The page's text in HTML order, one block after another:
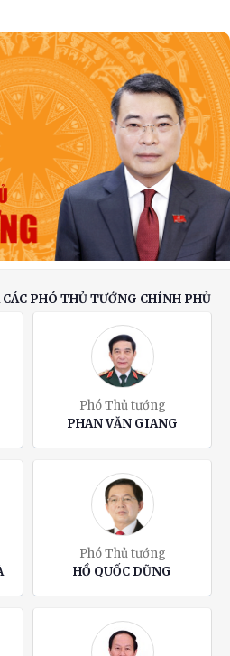
tướng Lê Minh Hưng tại
lần thứ 33
trong tư duy, nhận thức về
đối ngoại nhân dân
PHÓ THỦ TƯỚNG CHÍNH PHỦ
Phó Thủ tướng
PHAN VĂN GIANG
Phó Thủ tướng
HỒ QUỐC DŨNG